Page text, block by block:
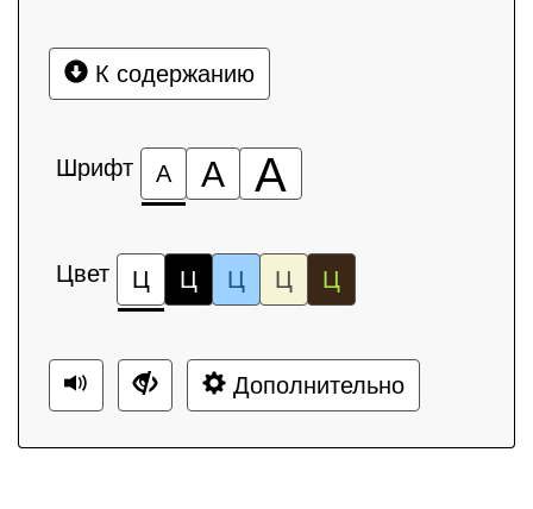
К содержанию
Шрифт А А А
Цвет Ц Ц Ц Ц Ц
Дополнительно